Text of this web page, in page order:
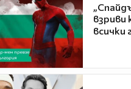
взриви
всички